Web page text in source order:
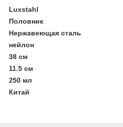
Luxstahl
Половник
Нержавеющая сталь
нейлон
38 см
11.5 см
250 мл
Китай